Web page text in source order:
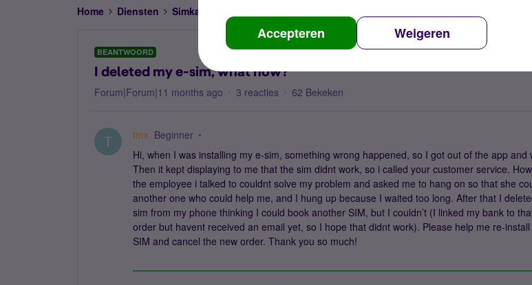
Accepteren Weigeren
Home Diensten Simkaart en eSIM
BEANTWOORD
I deleted my e-sim, what now?
Forum|Forum|11 months ago 3 reacties 62 Bekeken
T tmx Beginner
Hi, when I was installing my e-sim, something wrong happened, so I got out of the app and
Then it kept displaying to me that the sim didnt work, so i called your customer service.
the employee i talked to couldnt solve my problem and asked me to hang on so that she
another one who could help me, and I hung up because I waited too long. After that I
sim from my phone thinking I could book another SIM, but I couldn’t (I linked my bank to
order but havent received an email yet, so I hope that didnt work). Please help me re-
SIM and cancel the new order. Thank you so much!